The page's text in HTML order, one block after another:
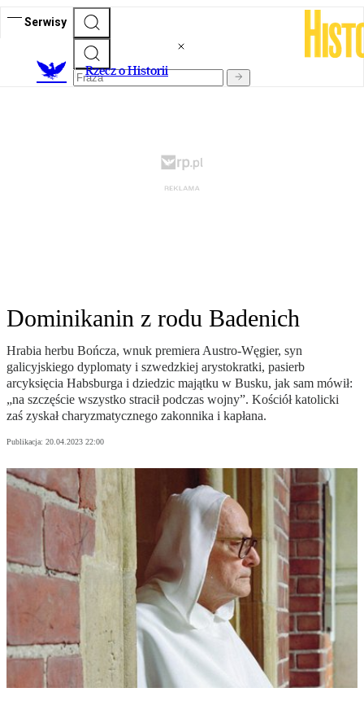
Serwisy
Rzecz o Historii
Dominikanin z rodu Badenich
Hrabia herbu Bończa, wnuk premiera Austro-Węgier, syn
galicyjskiego dyplomaty i szwedzkiej arystokratki, pasierb
arcyksięcia Habsburga i dziedzic majątku w Busku, jak sam mówił:
„na szczęście wszystko stracił podczas wojny”. Kościół katolicki
zaś zyskał charyzmatycznego zakonnika i kapłana.
Publikacja: 20.04.2023 22:00